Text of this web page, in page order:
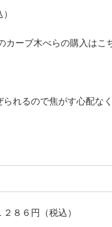
カーブ木べらの購入はこ
れるので焦がす心配な
８６円（税込）